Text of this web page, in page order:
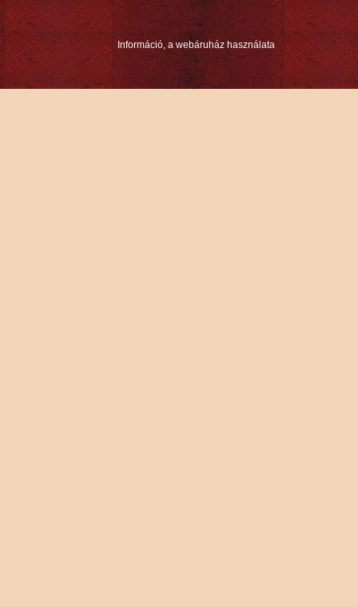
Információ, a webáruház használata